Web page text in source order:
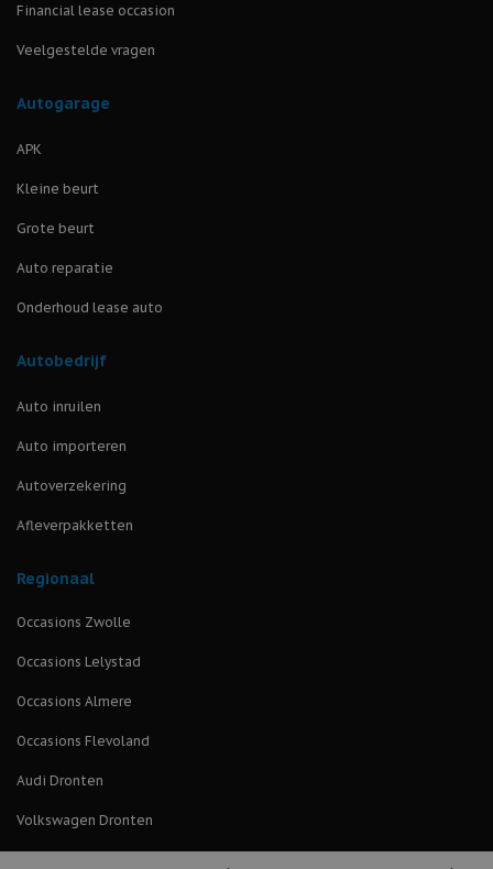
Financial lease occasion
Veelgestelde vragen
Autogarage
APK
Kleine beurt
Grote beurt
Auto reparatie
Onderhoud lease auto
Autobedrijf
Auto inruilen
Auto importeren
Autoverzekering
Afleverpakketten
Regionaal
Occasions Zwolle
Occasions Lelystad
Occasions Almere
Occasions Flevoland
Audi Dronten
Volkswagen Dronten